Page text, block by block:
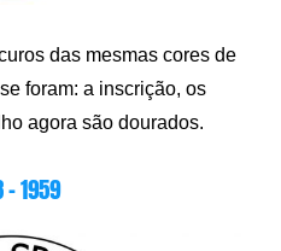
das mesmas cores de
foram: a inscrição, os
agora são dourados.
– 1959